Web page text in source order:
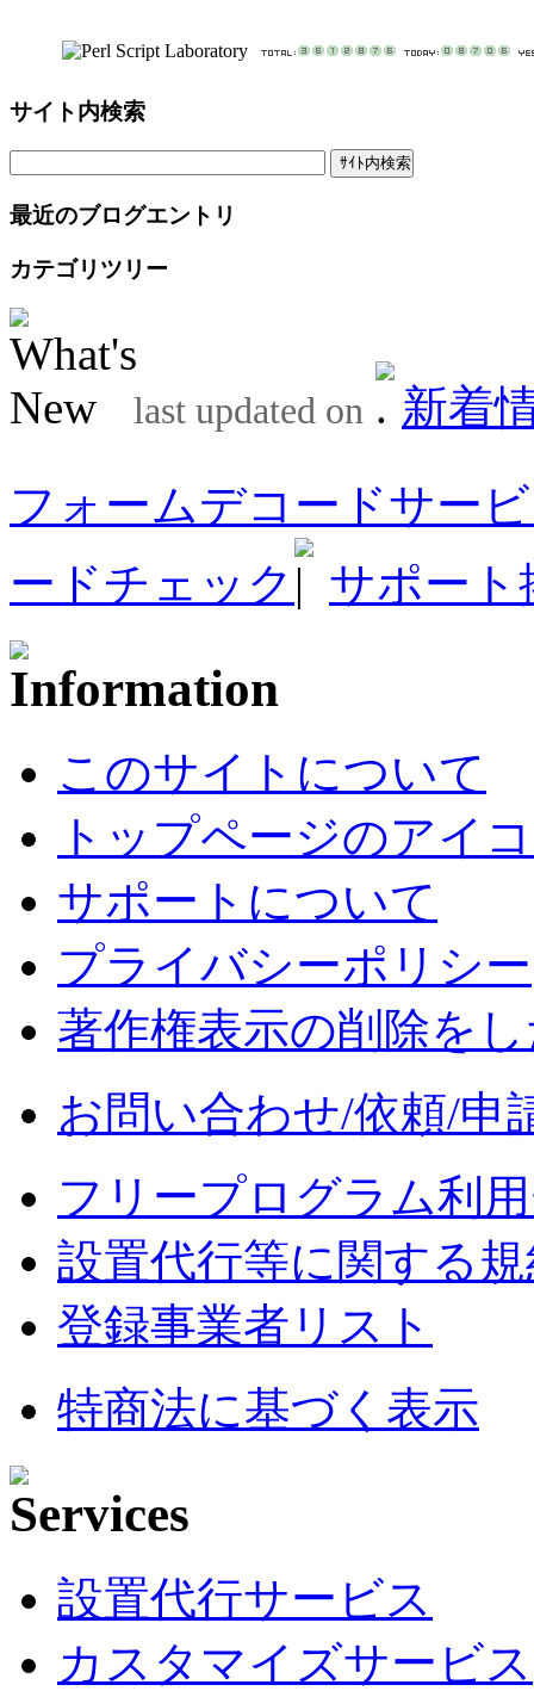
サイト内検索
最近のブログエントリ
カテゴリツリー
last updated on
新着
フォームデコードサー
ードチェック
サポート
このサイトについて
トップページのアイ
サポートについて
プライバシーポリシー
著作権表示の削除を
お問い合わせ/依頼/申
フリープログラム利
設置代行等に関する
登録事業者リスト
特商法に基づく表示
設置代行サービス
カスタマイズサービス